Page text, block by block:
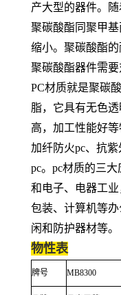
产大型的器件。
聚碳酸酯同聚甲
缩小。聚碳酸酯
聚碳酸酯器件需要
PC材质就是聚碳
脂，它具有无色
高，加工性能好等
加纤防火pc、抗
pc。pc材质的三
和电子、电器工业
包装、计算机等
闲和防护器材等。
物性表
牌号 MB8300